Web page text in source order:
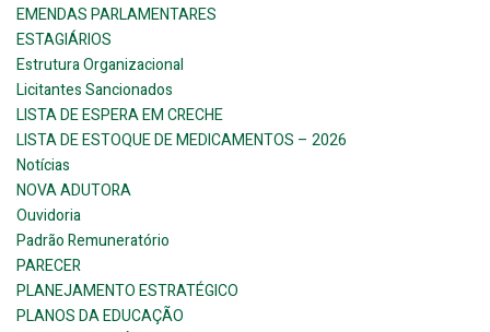
EMENDAS PARLAMENTARES
ESTAGIÁRIOS
Estrutura Organizacional
Licitantes Sancionados
LISTA DE ESPERA EM CRECHE
LISTA DE ESTOQUE DE MEDICAMENTOS – 2026
Notícias
NOVA ADUTORA
Ouvidoria
Padrão Remuneratório
PARECER
PLANEJAMENTO ESTRATÉGICO
PLANOS DA EDUCAÇÃO